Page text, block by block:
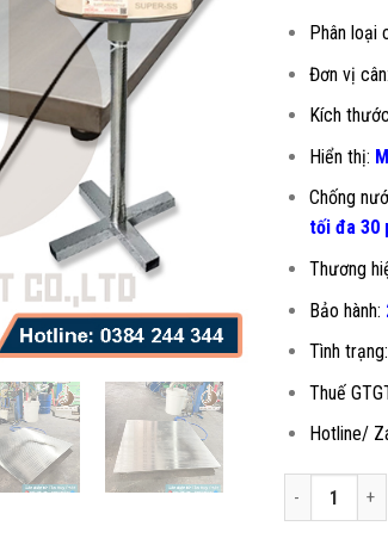
Phân loại
Đơn vị cân:
Kích
Hiển thị:
Chống
tối đa 30
Thương
Bảo hành:
Tình trạng:
Thuế
Hotline/
CÂN TÍNH